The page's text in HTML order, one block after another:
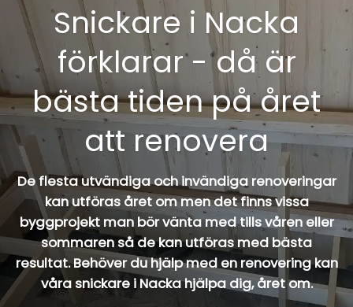
Snickare i Nacka
förklarar - då är
bästa tiden på året
att renovera
De flesta utvändiga och invändiga renoveringar
kan utföras året om men det finns vissa
byggprojekt man bör vänta med tills våren eller
sommaren så de kan utföras med bästa
resultat. Behöver du hjälp med en renovering kan
våra snickare i Nacka hjälpa dig, året om.